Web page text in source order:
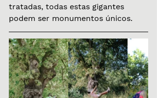
tratadas, todas estas gigantes
podem ser monumentos únicos.